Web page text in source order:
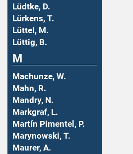
Lüdtke, D.
Lürkens, T.
Lüttel, M.
Lüttig, B.
M
Machunze, W.
Mahn, R.
Mandry, N.
Markgraf, L.
Martín Pimentel, P.
Marynowski, T.
Maurer, A.